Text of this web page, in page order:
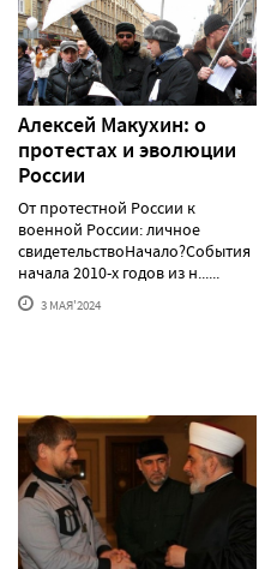
Алексей Макуxин: о
протестаx и эволюции
России
От протестной России к
военной России: личное
свидетельствоНачало?События
начала 2010-х годов из н......
3 МАЯ'2024